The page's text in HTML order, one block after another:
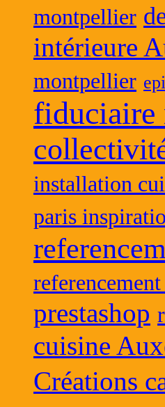
montpellier
intérieure
montpellier
fiduciaire
installation
paris
prestashop
cuisine
Créations